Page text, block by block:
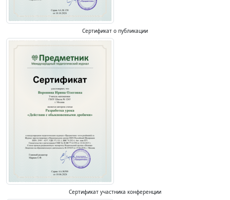
Сертификат о публикации
Сертификат участника конференции